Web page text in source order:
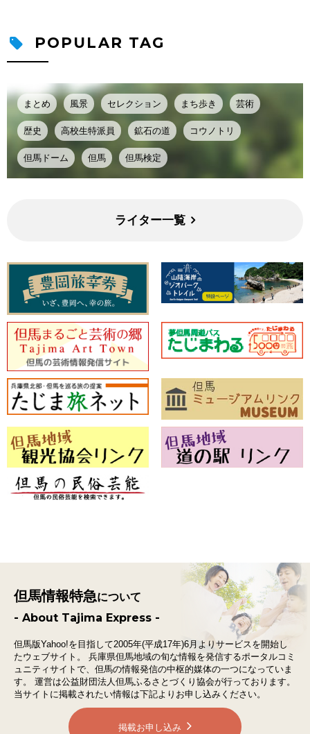
POPULAR TAG
まとめ 風景 セレクション まち歩き 芸術
歴史 高校生特派員 鉱石の道 コウノトリ
但馬ドーム 但馬 但馬検定
ライター一覧
但馬情報特急について
- About Tajima Express -
但馬版Yahoo!を目指して2005年(平成17年)6月よりサービスを開始し
たウェブサイト。
兵庫県但馬地域の旬な情報を発信するポータルコミ
ュニティサイトで、 但馬の情報発信の中枢的媒体の一つになっていま
す。
運営は公益財団法人但馬ふるさとづくり協会が行っております。
当サイトに掲載されたい情報は下記よりお申し込みください。
掲載お申し込み